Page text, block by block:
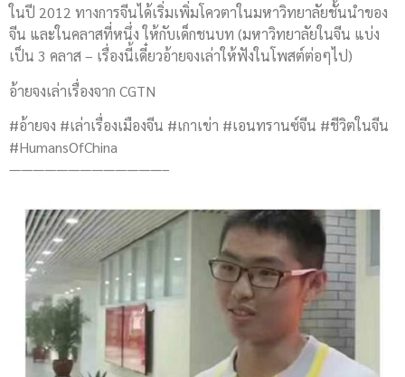
ในปี 2012 ทางการจีนได้เริ่มเพิ่มโควตาในมหาวิทยาลัยชั้นนำของ
จีน และในคลาสที่หนึ่ง ให้กับเด็กชนบท (มหาวิทยาลัยในจีน แบ่ง
เป็น 3 คลาส – เรื่องนี้เดี๋ยวอ้ายจงเล่าให้ฟังในโพสต์ต่อๆไป)
อ้ายจงเล่าเรื่องจาก CGTN
#อ้ายจง #เล่าเรื่องเมืองจีน #เกาเข่า #เอนทรานซ์จีน #ชีวิตในจีน
#HumansOfChina
—————————————–